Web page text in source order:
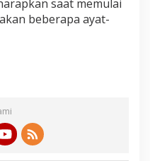
saat memulai
beberapa ayat-